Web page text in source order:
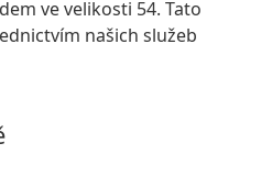
ve velikosti 54. Tato
našich služeb